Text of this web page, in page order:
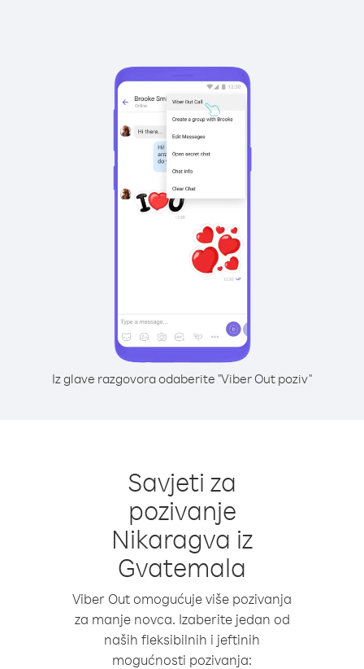
Iz glave razgovora odaberite "Viber Out poziv"
Savjeti za
pozivanje
Nikaragva iz
Gvatemala
Viber Out omogućuje više pozivanja
za manje novca. Izaberite jedan od
naših fleksibilnih i jeftinih
mogućnosti pozivanja: